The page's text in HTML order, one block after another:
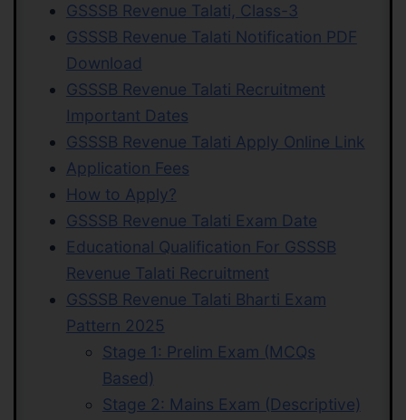
GSSSB Revenue Talati, Class-3
GSSSB Revenue Talati Notification PDF
Download
GSSSB Revenue Talati Recruitment
Important Dates
GSSSB Revenue Talati Apply Online Link
Application Fees
How to Apply?
GSSSB Revenue Talati Exam Date
Educational Qualification For GSSSB
Revenue Talati Recruitment
GSSSB Revenue Talati Bharti Exam
Pattern 2025
Stage 1: Prelim Exam (MCQs
Based)
Stage 2: Mains Exam (Descriptive)